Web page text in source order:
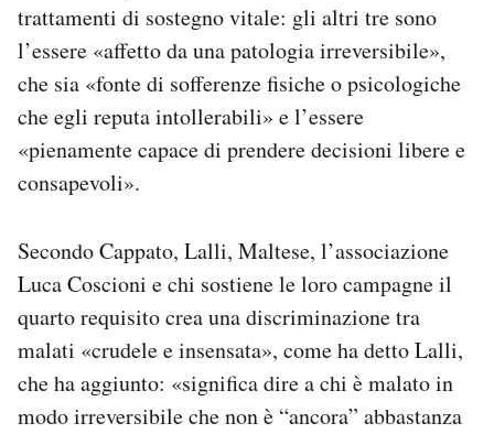
trattamenti di sostegno vitale: gli altri tre sono
l’essere «affetto da una patologia irreversibile»,
che sia «fonte di sofferenze fisiche o psicologiche
che egli reputa intollerabili» e l’essere
«pienamente capace di prendere decisioni libere e
consapevoli».
Secondo Cappato, Lalli, Maltese, l’associazione
Luca Coscioni e chi sostiene le loro campagne il
quarto requisito crea una discriminazione tra
malati «crudele e insensata», come ha detto Lalli,
che ha aggiunto: «significa dire a chi è malato in
modo irreversibile che non è “ancora” abbastanza